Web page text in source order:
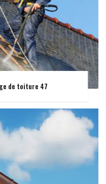
de toiture 47